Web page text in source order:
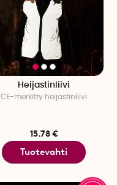
Heijastinliivi
CE-merkitty heijastinliivi
15.78 €
Tuotevahti